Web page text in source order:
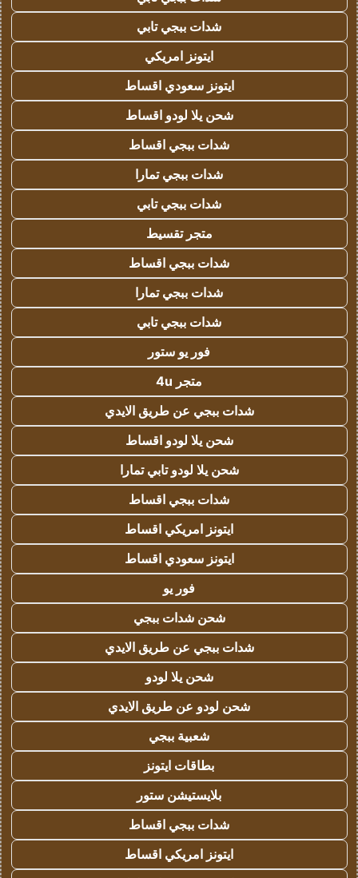
شدات ببجي تابي
ايتونز امريكي
ايتونز سعودي اقساط
شحن يلا لودو اقساط
شدات ببجي اقساط
شدات ببجي تمارا
شدات ببجي تابي
متجر تقسيط
شدات ببجي اقساط
شدات ببجي تمارا
شدات ببجي تابي
فور يو ستور
متجر 4u
شدات ببجي عن طريق الايدي
شحن يلا لودو اقساط
شحن يلا لودو تابي تمارا
شدات ببجي اقساط
ايتونز امريكي اقساط
ايتونز سعودي اقساط
فور يو
شحن شدات ببجي
شدات ببجي عن طريق الايدي
شحن يلا لودو
شحن لودو عن طريق الايدي
شعبية ببجي
بطاقات ايتونز
بلايستيشن ستور
شدات ببجي اقساط
ايتونز امريكي اقساط